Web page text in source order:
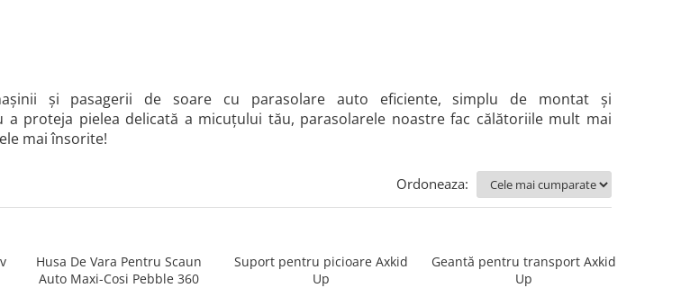
și pasagerii de soare cu parasolare auto eficiente, simplu de montat și
a proteja pielea delicată a micuțului tău, parasolarele noastre fac călătoriile mult mai
mai însorite!
Ordoneaza:
Husa De Vara Pentru Scaun
Auto Maxi-Cosi Pebble 360
Suport pentru picioare Axkid
Up
Geantă pentru transport Axkid
Up